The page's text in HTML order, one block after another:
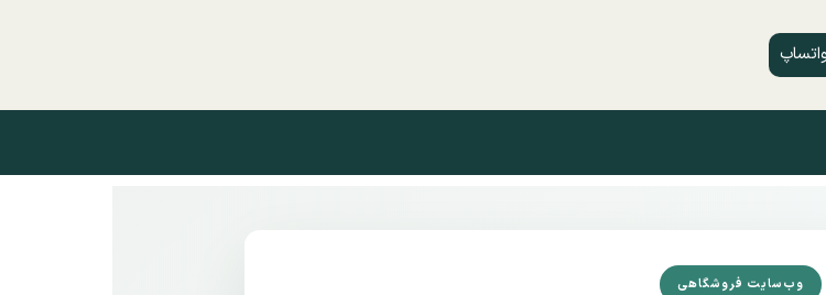
وب‌سایت فروشگاهی